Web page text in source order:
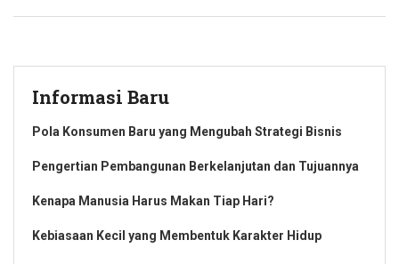
Informasi Baru
Pola Konsumen Baru yang Mengubah Strategi Bisnis
Pengertian Pembangunan Berkelanjutan dan Tujuannya
Kenapa Manusia Harus Makan Tiap Hari?
Kebiasaan Kecil yang Membentuk Karakter Hidup